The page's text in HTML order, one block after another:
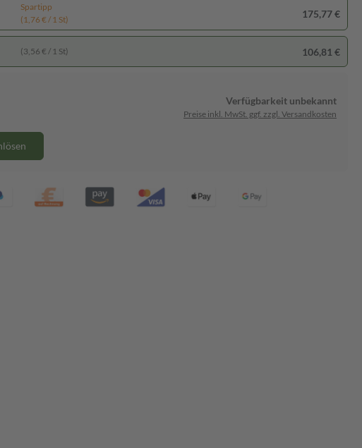
Spartipp
(1,76 € / 1 St)
175,77 €
(3,56 € / 1 St) 106,81 €
Verfügbarkeit unbekannt
Preise inkl. MwSt. ggf. zzgl. Versandkosten